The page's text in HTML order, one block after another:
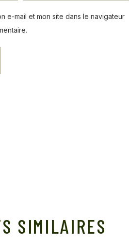
e-mail et mon site dans le navigateur
SIMILAIRES